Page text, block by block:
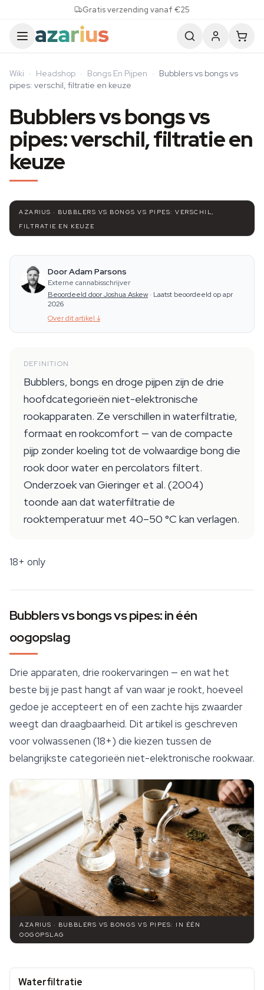
Gratis verzending vanaf €25
Wiki · Headshop · Bongs En Pijpen · Bubblers vs bongs vs
pipes: verschil, filtratie en keuze
Bubblers vs bongs vs
pipes: verschil, filtratie en
keuze
AZARIUS · BUBBLERS VS BONGS VS PIPES: VERSCHIL,
FILTRATIE EN KEUZE
Door Adam Parsons
Externe cannabisschrijver
Beoordeeld door Joshua Askew · Laatst beoordeeld op apr
2026
Over dit artikel ↓
DEFINITION
Bubblers, bongs en droge pijpen zijn de drie
hoofdcategorieën niet-elektronische
rookapparaten. Ze verschillen in waterfiltratie,
formaat en rookcomfort — van de compacte
pijp zonder koeling tot de volwaardige bong die
rook door water en percolators filtert.
Onderzoek van Gieringer et al. (2004)
toonde aan dat waterfiltratie de
rooktemperatuur met 40–50 °C kan verlagen.
18+ only
Bubblers vs bongs vs pipes: in één
oogopslag
Drie apparaten, drie rookervaringen — en wat het
beste bij je past hangt af van waar je rookt, hoeveel
gedoe je accepteert en of een zachte hijs zwaarder
weegt dan draagbaarheid. Dit artikel is geschreven
voor volwassenen (18+) die kiezen tussen de
belangrijkste categorieën niet-elektronische rookwaar.
AZARIUS · BUBBLERS VS BONGS VS PIPES: IN ÉÉN
OOGOPSLAG
Waterfiltratie